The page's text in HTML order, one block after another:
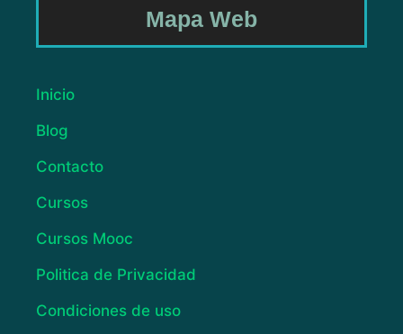
Mapa Web
Inicio
Blog
Contacto
Cursos
Cursos Mooc
Politica de Privacidad
Condiciones de uso